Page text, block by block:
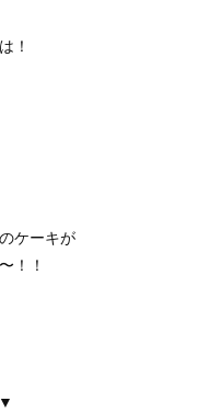
！
ケーキが
！！